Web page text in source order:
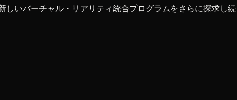
しいバーチャル・リアリティ統合プログラムをさらに探求し続